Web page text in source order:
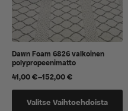
Dawn Foam 6826 valkoinen
polypropeenimatto
41,00€–152,00€
Hintaluokka:
41,00 €
Valitse Vaihtoehdoista